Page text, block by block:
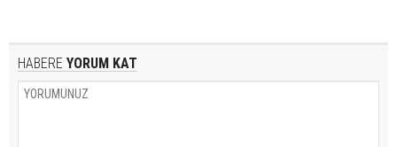
HABERE YORUM KAT